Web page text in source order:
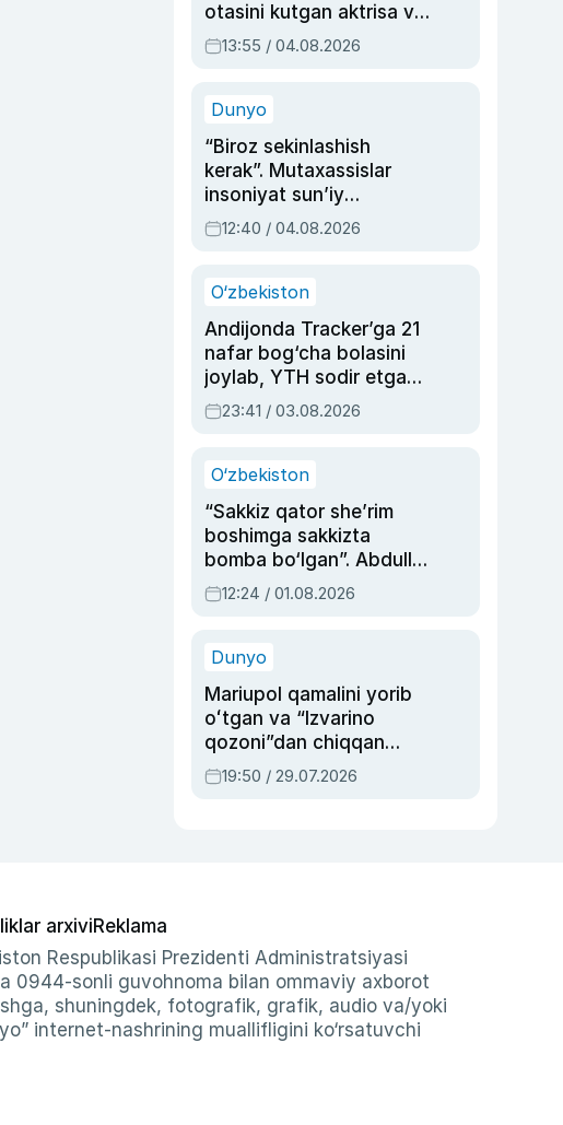
otasini kutgan aktrisa va
dublyaj ustasi Rimma
Ahmedovaning
13:55 / 04.08.2026
Dunyo
“Biroz sekinlashish
kerak”. Mutaxassislar
insoniyat sun’iy
intellektni boshqara
olmay qolishidan xavotir
12:40 / 04.08.2026
O‘zbekiston
Andijonda Tracker’ga 21
nafar bog‘cha bolasini
joylab, YTH sodir etgan
ayolga sud hukmi o‘qildi
23:41 / 03.08.2026
O‘zbekiston
“Sakkiz qator she’rim
boshimga sakkizta
bomba bo‘lgan”. Abdulla
Oripovni siyosiy
ayblovlardan asrab
12:24 / 01.08.2026
Dunyo
Mariupol qamalini yorib
oʻtgan va “Izvarino
qozoni”dan chiqqan
qahramon — Ukraina
armiyasi bosh
19:50 / 29.07.2026
arxiviReklama
Respublikasi Prezidenti Administratsiyasi
0944-sonli guvohnoma bilan ommaviy axborot
shuningdek, fotografik, grafik, audio va/yoki
internet-nashrining muallifligini ko‘rsatuvchi